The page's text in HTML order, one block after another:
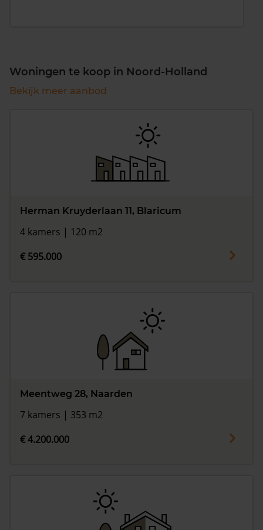
Woningen te koop in Noord-Holland
Bekijk meer aanbod
Herman Kruyderlaan 11, Blaricum
4 kamers | 120 m2
€ 595.000
Meentweg 28, Naarden
7 kamers | 353 m2
€ 4.200.000